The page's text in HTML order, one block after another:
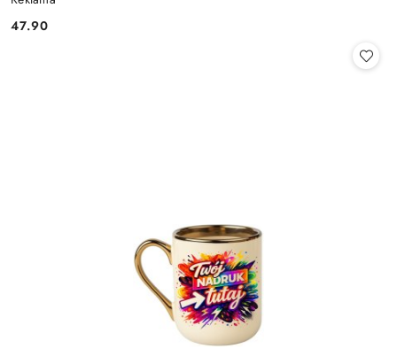
Cena:
47.90